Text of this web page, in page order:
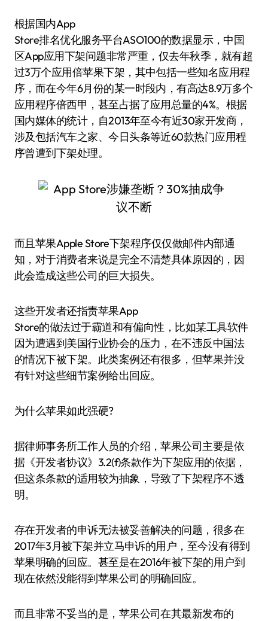
根据国内App
Store排名优化服务平台ASO100的数据显示，中国
区App应用下架问题非常严重，仅去年秋季，就有超
过3万个应用倍苹果下架，其中包括一些知名应用程
序，而在今年6月份的某一时段内，有高达8.9万多个
应用程序倍西甲，甚至占据了应用总量的4%。根据
国内媒体的统计，自2013年至今有近30家开发商，
涉及包括汽车之家、今日头条等近60款热门应用程
序曾遭到下架处理。
而且苹果Apple Store下架程序仅仅做邮件内部通
知，对于消费者来说是完全不清楚具体原因的，因
此会造成这些公司的巨大损失。
这些开发者还指责苹果App
Store的做法过于霸道和有偏向性，比如某工具软件
因为遭遇到美国行业协会的压力，在不违反中国法
的情况下被下架。此类案例还有很多，但苹果并没
有针对这些细节案例给出回应。
为什么苹果如此强硬?
据律师事务所工作人员的介绍，苹果公司主要是依
据《开发者协议》3.2(f)条款作为下架应用的依据，
但这条条款的适用较为抽象，导致了下架程序不透
明。
存在开发者的申诉无法被妥善解决的问题，很多在
2017年3月被下架并立马申诉的用户，至今没有得到
苹果明确的回应。甚至是在2016年被下架的用户到
现在依然没能得到苹果公司的明确回应。
而且非常不妥当的是，苹果公司在其最新发布的